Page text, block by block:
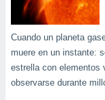
perfiles
utilizar
crear un
Cuando un planeta
muere en un instante:
estrella con elementos
observarse durante